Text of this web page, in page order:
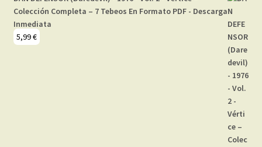
Colección Completa – 7 Tebeos En Formato PDF - Descarga
Inmediata
5,99€